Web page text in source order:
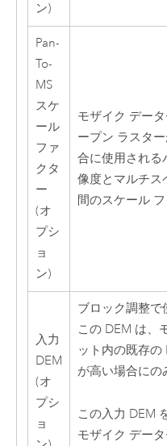
ン)
Pan-
To-
MS
スケ
ール
ファ
クタ
ー
(オ
プシ
ョ
ン)
モザイク デー
ープン ラスタ
合に使用される
像度とマルチス
間のスケール フ
入力
DEM
(オ
プシ
ョ
ブロック調整で
この DEM は、
ット内の既存の
が高い場合にの
この入力 DEM
モザイク デー